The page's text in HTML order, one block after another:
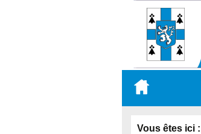
contenu
Vous êtes ici :